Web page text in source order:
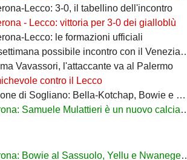
Lecco: 3-0, il tabellino dell'incontro
- Lecco: vittoria per 3-0 dei gialloblù
Lecco: le formazioni ufficiali
possibile incontro con il Venezia per Montipò
Vavassori, l'attaccante va al Palermo
contro il Lecco
Sogliano: Bella-Kotchap, Bowie e ora Belghali"
Samuele Mulattieri è un nuovo calciatore gialloblù
Bowie al Sassuolo, Yellu e Nwanege in prestito